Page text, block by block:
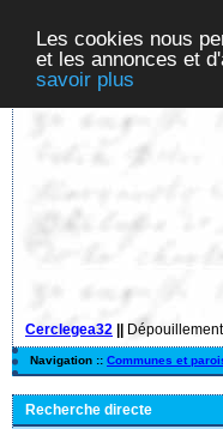
Les cookies nous
et les annonces et
savoir plus
Cerclegea32
Navigation :: Communes et
Recherche directe